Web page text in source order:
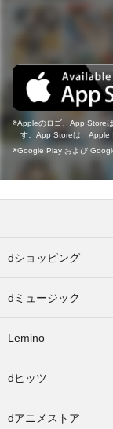
Appleのロゴ、App Store
す。App Storeは、Apple
Google Play および
dショッピング
dミュージック
Lemino
dヒッツ
dアニメストア